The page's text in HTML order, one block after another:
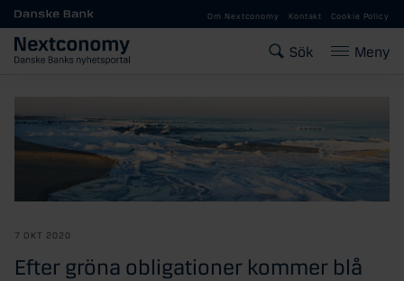
Gå till huvudinnehåll
Om Nextconomy Kontakt Cookie Policy
Sök Meny
7 OKT 2020
Efter gröna obligationer kommer blå